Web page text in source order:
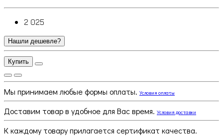
2 025
Нашли дешевле?
Купить
Мы принимаем любые формы оплаты. Условия оплаты
Доставим товар в удобное для Вас время. Условия доставки
К каждому товару прилагается сертификат качества.